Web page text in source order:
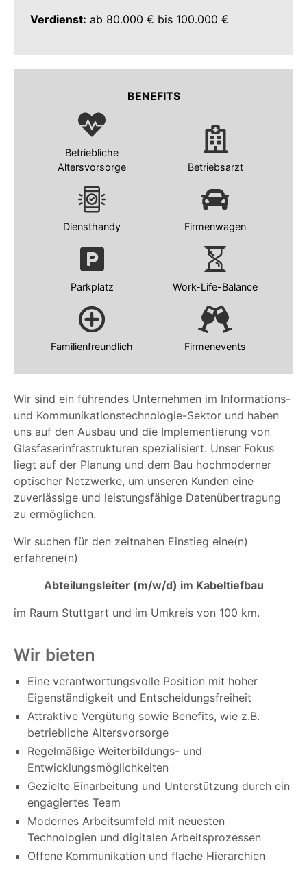
Wir sind ein führendes Unternehmen im Informations-
und Kommunikationstechnologie-Sektor und haben
uns auf den Ausbau und die Implementierung von
Glasfaserinfrastrukturen spezialisiert. Unser Fokus
liegt auf der Planung und dem Bau hochmoderner
optischer Netzwerke, um unseren Kunden eine
zuverlässige und leistungsfähige Datenübertragung
zu ermöglichen.
Wir suchen für den zeitnahen Einstieg eine(n)
erfahrene(n)
Abteilungsleiter (m/w/d) im Kabeltiefbau
im Raum Stuttgart und im Umkreis von 100 km.
Wir bieten
Eine verantwortungsvolle Position mit hoher
Eigenständigkeit und Entscheidungsfreiheit
Attraktive Vergütung sowie Benefits, wie z.B.
betriebliche Altersvorsorge
Regelmäßige Weiterbildungs- und
Entwicklungsmöglichkeiten
Gezielte Einarbeitung und Unterstützung durch ein
engagiertes Team
Modernes Arbeitsumfeld mit neuesten
Technologien und digitalen Arbeitsprozessen
Offene Kommunikation und flache Hierarchien
Verdienst: ab 80.000 € bis 100.000 €
BENEFITS
Betriebliche
Altersvorsorge
Betriebsarzt
Diensthandy Firmenwagen
Parkplatz Work-Life-Balance
Familienfreundlich Firmenevents